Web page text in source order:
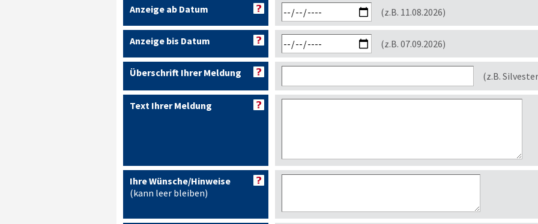
Anzeige ab Datum (z.B. 11.08.2026)
Anzeige bis Datum (z.B. 07.09.2026)
Überschrift Ihrer Meldung (z.B.
Text Ihrer Meldung
Ihre Wünsche/Hinweise
(kann leer bleiben)